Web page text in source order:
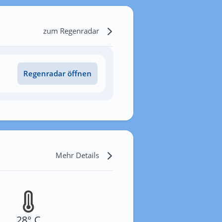
zum Regenradar
Regenradar öffnen
Mehr Details